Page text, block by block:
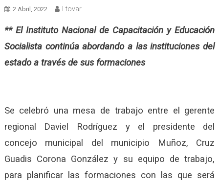
2 Abril, 2022 Ltovar
** El Instituto Nacional de Capacitación y Educación
Socialista continúa abordando a las instituciones del
estado a través de sus formaciones
Se celebró una mesa de trabajo entre el gerente
regional Daviel Rodríguez y el presidente del
concejo municipal del municipio Muñoz, Cruz
Guadis Corona González y su equipo de trabajo,
para planificar las formaciones con las que será